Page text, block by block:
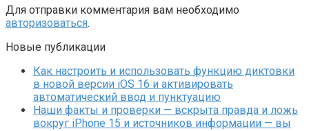
Для отправки комментария вам необходимо
авторизоваться.
Новые публикации
Как настроить и использовать функцию диктовки
в новой версии iOS 16 и активировать
автоматический ввод и пунктуацию
Наши факты и проверки — вскрыта правда и ложь
вокруг iPhone 15 и источников информации — вы